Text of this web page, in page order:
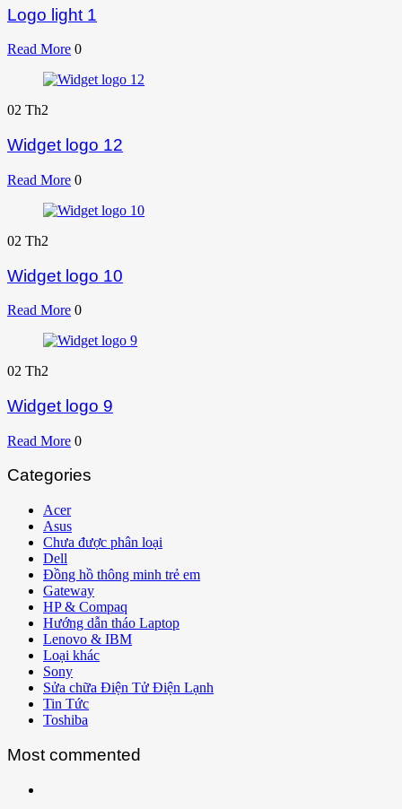
Logo light 1
Read More 0
02 Th2
Widget logo 12
Read More 0
02 Th2
Widget logo 10
Read More 0
02 Th2
Widget logo 9
Read More 0
Categories
Acer
Asus
Chưa được phân loại
Dell
Đồng hồ thông minh trẻ em
Gateway
HP & Compaq
Hướng dẫn tháo Laptop
Lenovo & IBM
Loại khác
Sony
Sửa chữa Điện Tử Điện Lạnh
Tin Tức
Toshiba
Most commented